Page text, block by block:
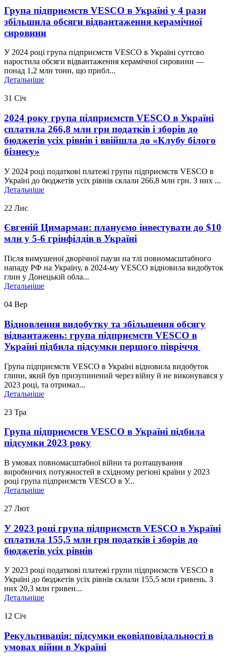
Група підприємств VESCO в Україні у 4 рази
збільшила обсяги відвантаження керамічної
сировини
У 2024 році група підприємств VESCO в Україні суттєво
наростила обсяги відвантаження керамічної сировини —
понад 1,2 млн тонн, що прибл...
Детальніше
31 Січ
2024 року група підприємств VESCO в Україні
сплатила 266,8 млн грн податків і зборів до
бюджетів усіх рівнів і ввійшла до «Клубу білого
бізнесу»
У 2024 році податкові платежі групи підприємств VESCO в
Україні до бюджетів усіх рівнів склали 266,8 млн грн. З них ...
Детальніше
22 Лис
Євгеній Цимарман: плануємо інвестувати до $10
млн у 5-6 грінфілдів в Україні
Після вимушеної дворічної паузи на тлі повномасштабного
нападу РФ на Україну, в 2024-му VESCO відновила видобуток
глин у Донецькій обла...
Детальніше
04 Вер
Відновлення видобутку та збільшення обсягу
відвантажень: група підприємств VESCO в
Україні підбила підсумки першого півріччя
Група підприємств VESCO в Україні відновила видобуток
глини, який був призупинений через війну й не виконувався у
2023 році, та отримал...
Детальніше
23 Тра
Група підприємств VESCO в Україні підбила
підсумки 2023 року
В умовах повномасштабної війни та розташування
виробничих потужностей в східному регіоні країни у 2023
році група підприємств VESCO в У...
Детальніше
27 Лют
У 2023 році група підприємств VESCO в Україні
сплатила 155,5 млн грн податків і зборів до
бюджетів усіх рівнів
У 2023 році податкові платежі групи підприємств VESCO в
Україні до бюджетів усіх рівнів склали 155,5 млн гривень. З
них 20,3 млн гривен...
Детальніше
12 Січ
Рекультивація: підсумки ековідповідальності в
умовах війни в Україні